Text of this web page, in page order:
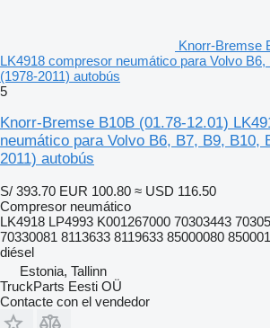
Knorr-Bremse
LK4918 compresor neumático para Volvo
(1978-2011) autobús
5
Knorr-Bremse B10B (01.78-12.01)
neumático para Volvo B6, B7, B9, B10,
2011) autobús
S/ 393.70 EUR 100.80 ≈ USD 116.50
Compresor neumático
LK4918 LP4993 K001267000 70303443
70330081 8113633 8119633 85000080
diésel
Estonia, Tallinn
TruckParts Eesti OÜ
Contacte con el vendedor